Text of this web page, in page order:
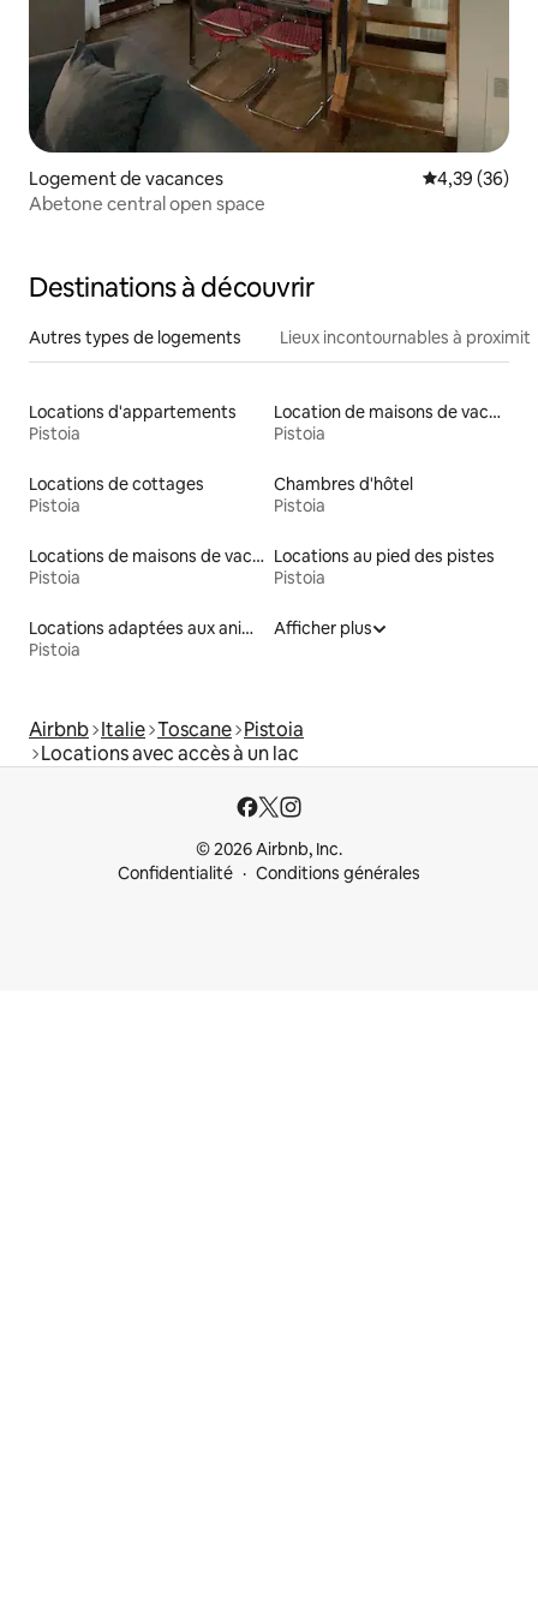
Logement de vacances Évaluation
4,39 (36)
Abetone central open space
Destinations à découvrir
Autres types de logements Lieux incontournables à
Locations d'appartements
Pistoia
Location de maisons de vacances
Pistoia
Locations de cottages
Pistoia
Chambres d'hôtel
Pistoia
Locations de maisons de vacances
Pistoia
Locations au pied des pistes
Pistoia
Locations adaptées aux animaux
Pistoia
Afficher plus
Airbnb Italie Toscane Pistoia
Locations avec accès à un lac
© 2026 Airbnb, Inc.
Confidentialité
Conditions générales